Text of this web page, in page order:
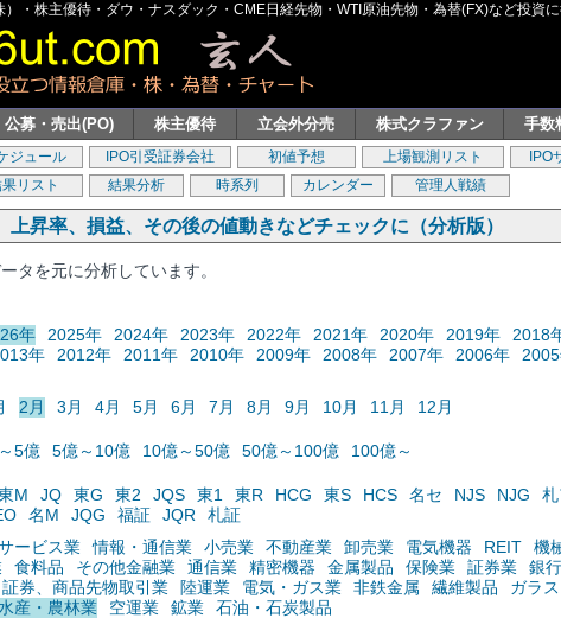
）・株主優待・ダウ・ナスダック・CME日経先物・WTI原油先物・為替(FX)など投資
公募・売出(PO) 株主優待 立会外分売 株式クラファン 手数
ジュール IPO引受証券会社 初値予想 上場観測リスト
IPO
リスト 結果分析 時系列 カレンダー 管理人戦績
上昇率、損益、その後の値動きなどチェックに（分析版）
タを元に分析しています。
年 2025年 2024年 2023年 2022年 2021年 2020年 2019年 2018
年 2012年 2011年 2010年 2009年 2008年 2007年 2006年
2月 3月 4月 5月 6月 7月 8月 9月 10月 11月 12月
～5億 5億～10億 10億～50億 50億～100億 100億～
M JQ 東G 東2 JQS 東1 東R HCG 東S HCS 名セ NJS NJG
名M JQG 福証 JQR
札証
ービス業 情報・通信業 小売業 不動産業 卸売業 電気機器 REIT 機
食料品 その他金融業 通信業 精密機器 金属製品 保険業 証券業 銀
証券、商品先物取引業 陸運業 電気・ガス業 非鉄金属 繊維製品 ガラ
水産・農林業 空運業 鉱業
石油・石炭製品